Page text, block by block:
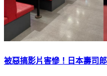
被惡搞影片害慘！日本壽司